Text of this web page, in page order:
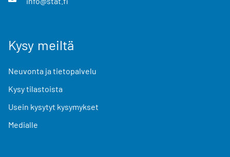
Kysy meiltä
Neuvonta ja tietopalvelu
Kysy tilastoista
Usein kysytyt kysymykset
Medialle